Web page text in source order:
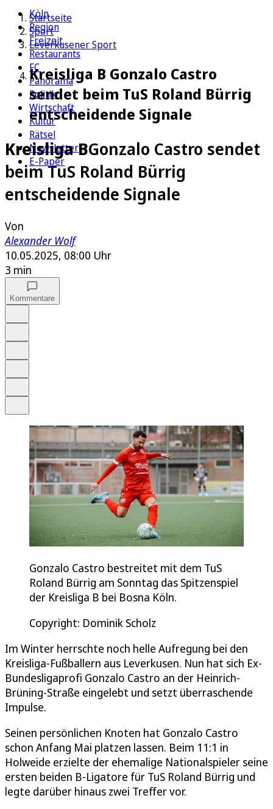
Köln
Region
Freizeit
Restaurants
FC
Panorama
Politik
Wirtschaft
Kultur
Rätsel
Newsletter
E-Paper
Startseite
Sport
Leverkusener Sport
Kreisliga B Gonzalo Castro
sendet beim TuS Roland Bürrig
entscheidende Signale
Kreisliga BGonzalo Castro sendet
beim TuS Roland Bürrig
entscheidende Signale
Von
Alexander Wolf
10.05.2025, 08:00 Uhr
3 min
Kommentare
Gonzalo Castro bestreitet mit dem TuS
Roland Bürrig am Sonntag das Spitzenspiel
der Kreisliga B bei Bosna Köln.
Copyright: Dominik Scholz
Im Winter herrschte noch helle Aufregung bei den
Kreisliga-Fußballern aus Leverkusen. Nun hat sich Ex-
Bundesligaprofi Gonzalo Castro an der Heinrich-
Brüning-Straße eingelebt und setzt überraschende
Impulse.
Seinen persönlichen Knoten hat Gonzalo Castro
schon Anfang Mai platzen lassen. Beim 11:1 in
Holweide erzielte der ehemalige Nationalspieler seine
ersten beiden B-Ligatore für TuS Roland Bürrig und
legte darüber hinaus zwei Treffer vor.